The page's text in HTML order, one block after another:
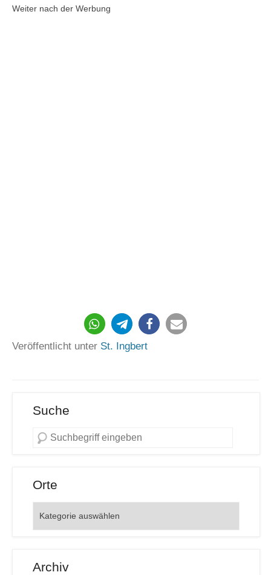
Weiter nach der Werbung
293
Veröffentlicht unter St. Ingbert
Suche
Orte
Archiv